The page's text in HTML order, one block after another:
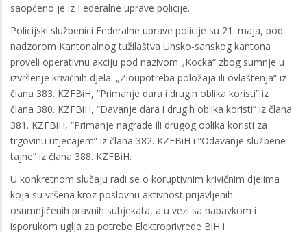
saopćeno je iz Federalne uprave policije.
Policijski službenici Federalne uprave policije su 21. maja, pod
nadzorom Kantonalnog tužilaštva Unsko-sanskog kantona
proveli operativnu akciju pod nazivom „Kocka“ zbog sumnje u
izvršenje krivičnih djela: „Zloupotreba položaja ili ovlaštenja“ iz
člana 383. KZFBiH, “Primanje dara i drugih oblika koristi” iz
člana 380. KZFBiH, “Davanje dara i drugih oblika koristi” iz člana
381. KZFBiH, “Primanje nagrade ili drugog oblika koristi za
trgovinu utjecajem” iz člana 382. KZFBiH i “Odavanje službene
tajne” iz člana 388. KZFBiH.
U konkretnom slučaju radi se o koruptivnim krivičnim djelima
koja su vršena kroz poslovnu aktivnost prijavljenih
osumnjičenih pravnih subjekata, a u vezi sa nabavkom i
isporukom uglja za potrebe Elektroprivrede BiH i